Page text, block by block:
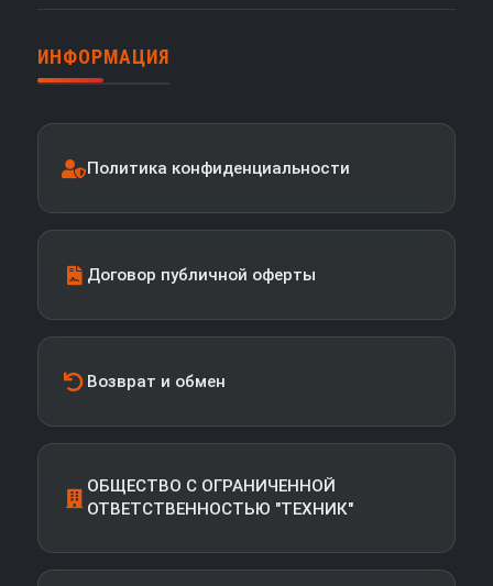
ИНФОРМАЦИЯ
Политика конфиденциальности
Договор публичной оферты
Возврат и обмен
ОБЩЕСТВО С ОГРАНИЧЕННОЙ
ОТВЕТСТВЕННОСТЬЮ "ТЕХНИК"